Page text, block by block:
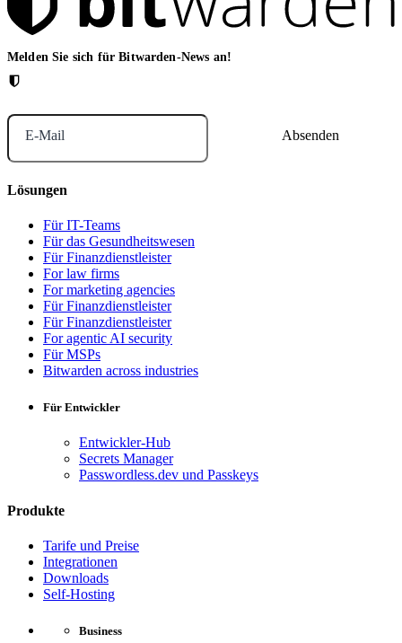
Melden Sie sich für Bitwarden-News an!
E-Mail
Lösungen
Für IT-Teams
Für das Gesundheitswesen
Für Finanzdienstleister
For law firms
For marketing agencies
Für Finanzdienstleister
Für Finanzdienstleister
For agentic AI security
Für MSPs
Bitwarden across industries
Für Entwickler
Entwickler-Hub
Secrets Manager
Passwordless.dev und Passkeys
Produkte
Tarife und Preise
Integrationen
Downloads
Self-Hosting
Business